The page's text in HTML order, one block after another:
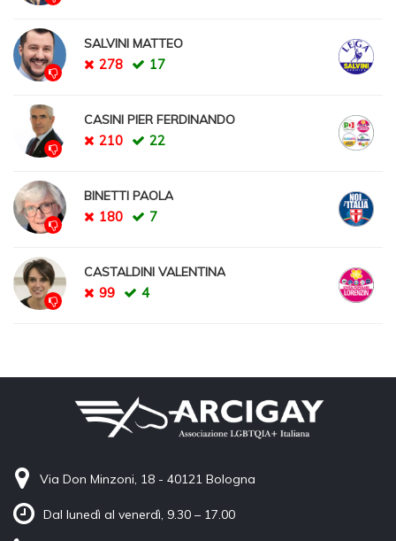
SALVINI MATTEO
278 17
CASINI PIER FERDINANDO
210 22
BINETTI PAOLA
180 7
CASTALDINI VALENTINA
99 4
Via Don Minzoni, 18 - 40121 Bologna
Dal lunedì al venerdì, 9.30 – 17.00